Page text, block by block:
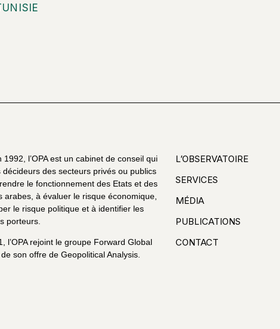
1992, l’OPA est un cabinet de conseil qui
décideurs des secteurs privés ou publics
le fonctionnement des Etats et des
arabes, à évaluer le risque économique,
le risque politique et à identifier les
porteurs.
l’OPA rejoint le groupe Forward Global
son offre de Geopolitical Analysis.
L’OBSERVATOIRE
SERVICES
MÉDIA
PUBLICATIONS
CONTACT